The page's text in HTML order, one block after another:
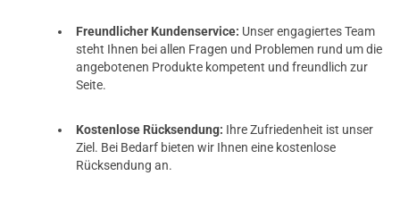
Freundlicher Kundenservice: Unser engagiertes Team
steht Ihnen bei allen Fragen und Problemen rund um die
angebotenen Produkte kompetent und freundlich zur
Seite.
Kostenlose Rücksendung: Ihre Zufriedenheit ist unser
Ziel. Bei Bedarf bieten wir Ihnen eine kostenlose
Rücksendung an.